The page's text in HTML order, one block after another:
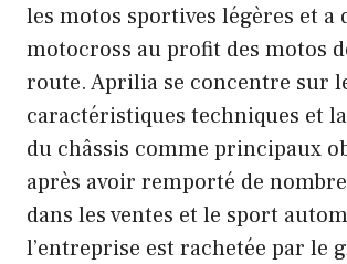
les motos sportives légères et a
motocross au profit des motos
route. Aprilia se concentre sur
caractéristiques techniques et
du châssis comme principaux
après avoir remporté de
dans les ventes et le sport
l’entreprise est rachetée par le